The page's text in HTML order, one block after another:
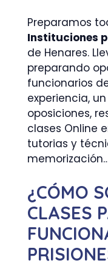
Preparamos
Instituciones
de Henares.
preparando
funcionarios
experiencia,
oposiciones,
clases Online
tutorias y
¿CÓMO
CLASES